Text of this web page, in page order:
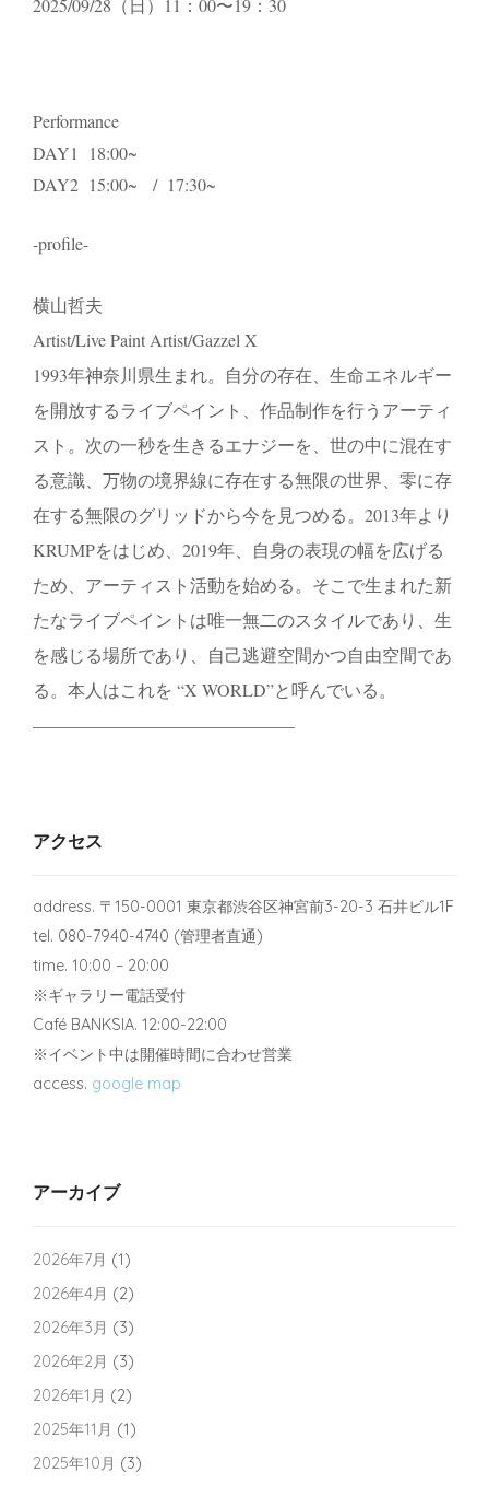
Performance
DAY1 18:00~
DAY2 15:00~ / 17:30~
-profile-
横山哲夫
Artist/Live Paint Artist/Gazzel X
1993年神奈川県生まれ。自分の存在、生命エネルギー
を開放するライブペイント、作品制作を行うアーティ
スト。次の一秒を生きるエナジーを、世の中に混在す
る意識、万物の境界線に存在する無限の世界、零に存
在する無限のグリッドから今を見つめる。2013年より
KRUMPをはじめ、2019年、自身の表現の幅を広げる
ため、アーティスト活動を始める。そこで生まれた新
たなライブペイントは唯一無二のスタイルであり、生
を感じる場所であり、自己逃避空間かつ自由空間であ
る。本人はこれを “X WORLD”と呼んでいる。
———————————————
アクセス
address. 〒150-0001 東京都渋谷区神宮前3-20-3 石井ビル1F
tel. 080-7940-4740 (管理者直通)
time. 10:00 – 20:00
※ギャラリー電話受付
Café BANKSIA. 12:00-22:00
※イベント中は開催時間に合わせ営業
access. google map
アーカイブ
2026年7月 (1)
2026年4月 (2)
2026年3月 (3)
2026年2月 (3)
2026年1月 (2)
2025年11月 (1)
2025年10月 (3)